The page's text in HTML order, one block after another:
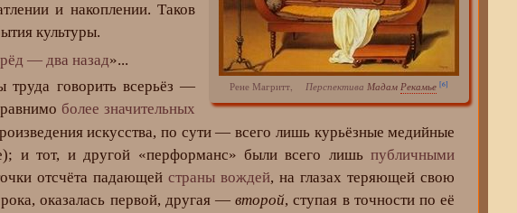
Рене Магритт,ПерспективаМадамРекамье [6]
и накоплении. Таков
культуры.
— два назад»...
труда говорить всерьёз —
более значительных
искусства, по сути — всего лишь курьёзные медийные
и тот, и другой «перформанс» были всего лишьпубличными
отсчёта падающейстраны вождей, на глазах теряющей свою
оказалась первой, другая —второй, ступая в точности по её